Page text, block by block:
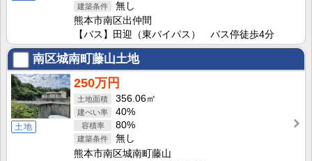
無し
熊本市南区出仲間
【バス】田迎（東バイパス） バス停徒歩4分
南区城南町藤山土地
土地
250万円
356.06㎡
40%
80%
無し
熊本市南区城南町藤山